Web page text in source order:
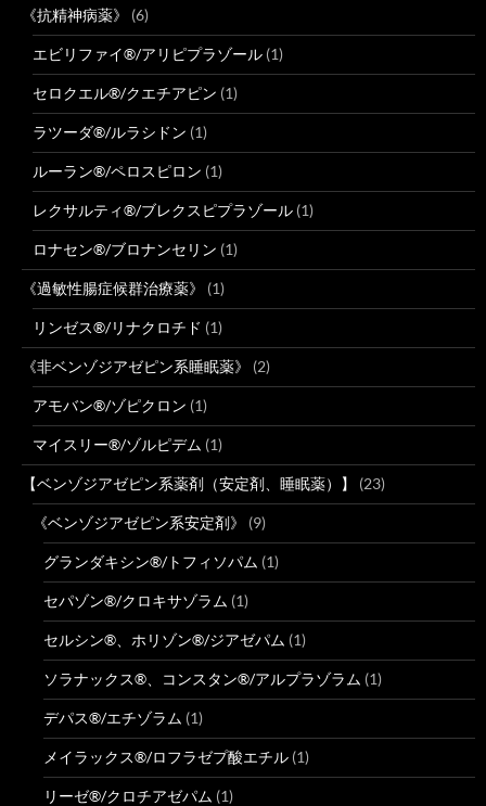
《抗精神病薬》 (6)
エビリファイ®/アリピプラゾール (1)
セロクエル®/クエチアピン (1)
ラツーダ®/ルラシドン (1)
ルーラン®/ペロスピロン (1)
レクサルティ®/ブレクスピプラゾール (1)
ロナセン®/ブロナンセリン (1)
《過敏性腸症候群治療薬》 (1)
リンゼス®/リナクロチド (1)
《非ベンゾジアゼピン系睡眠薬》 (2)
アモバン®/ゾピクロン (1)
マイスリー®/ゾルピデム (1)
【ベンゾジアゼピン系薬剤（安定剤、睡眠薬）】 (23)
《ベンゾジアゼピン系安定剤》 (9)
グランダキシン®/トフィソパム (1)
セパゾン®/クロキサゾラム (1)
セルシン®、ホリゾン®/ジアゼパム (1)
ソラナックス®、コンスタン®/アルプラゾラム (1)
デパス®/エチゾラム (1)
メイラックス®/ロフラゼプ酸エチル (1)
リーゼ®/クロチアゼパム (1)